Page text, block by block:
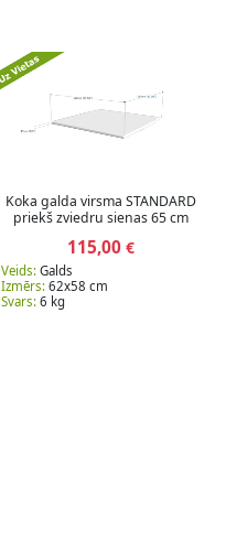
Koka galda virsma STANDARD
priekš zviedru sienas 65 cm
115,00 €
Veids: Galds
Izmērs: 62x58 cm
Svars: 6 kg